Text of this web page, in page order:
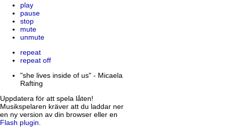
play
pause
stop
mute
unmute
repeat
repeat off
"she lives inside of us" - Micaela
Rafting
Uppdatera för att spela låten!
Musikspelaren kräver att du laddar ner
en ny version av din browser eller en
Flash plugin